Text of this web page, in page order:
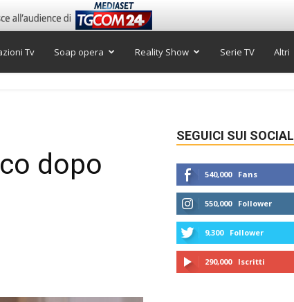
Tv Soap opera Reality Show Serie TV Altri
dopo
SEGUICI SUI SOCIAL
540,000 Fans
550,000 Follower
9,300 Follower
290,000 Iscritti